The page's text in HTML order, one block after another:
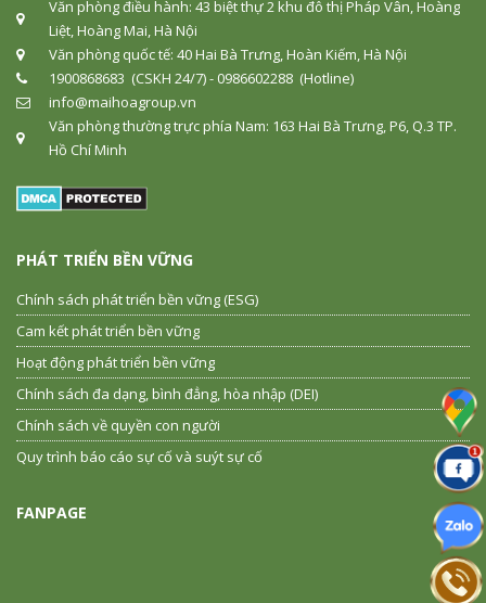
Văn phòng điều hành: 43 biệt thự 2 khu đô thị Pháp Vân, Hoàng
Liệt, Hoàng Mai, Hà Nội
Văn phòng quốc tế: 40 Hai Bà Trưng, Hoàn Kiếm, Hà Nội
1900868683 (CSKH 24/7) - 0986602288 (Hotline)
info@maihoagroup.vn
Văn phòng thường trực phía Nam: 163 Hai Bà Trưng, P6, Q.3 TP.
Hồ Chí Minh
PHÁT TRIỂN BỀN VỮNG
Chính sách phát triển bền vững (ESG)
Cam kết phát triển bền vững
Hoạt động phát triển bền vững
Chính sách đa dạng, bình đẳng, hòa nhập (DEI)
Chính sách về quyền con người
Quy trình báo cáo sự cố và suýt sự cố
FANPAGE